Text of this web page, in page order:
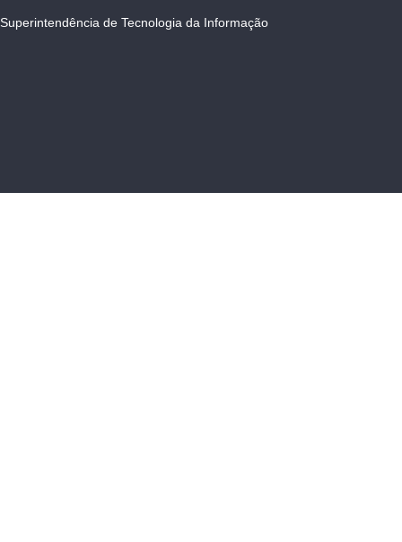
Superintendência de Tecnologia da Informação